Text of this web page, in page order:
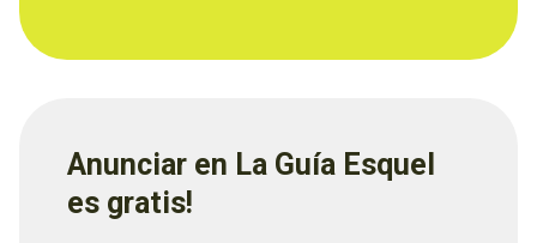
Anunciar en La Guía Esquel
es gratis!